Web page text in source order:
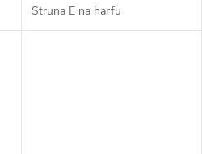
Struna E na harfu